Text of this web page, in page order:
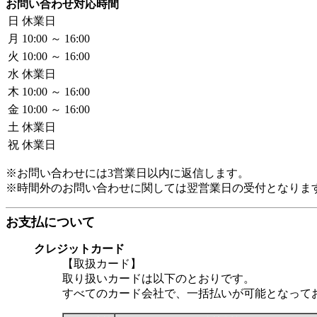
お問い合わせ対応時間
日 休業日
月 10:00 ～ 16:00
火 10:00 ～ 16:00
水 休業日
木 10:00 ～ 16:00
金 10:00 ～ 16:00
土 休業日
祝 休業日
※お問い合わせには3営業日以内に返信します。
※時間外のお問い合わせに関しては翌営業日の受付となりま
お支払について
クレジットカード
【取扱カード】
取り扱いカードは以下のとおりです。
すべてのカード会社で、一括払いが可能となって